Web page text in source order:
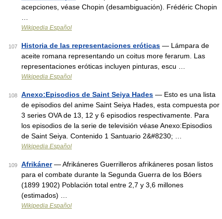
acepciones, véase Chopin (desambiguación). Frédéric Chopin
Wikipedia Español
107 Historia de las representaciones eróticas — Lámpara de
aceite romana representando un coitus more ferarum. Las
representaciones eróticas incluyen pinturas, escu …
Wikipedia Español
108 Anexo:Episodios de Saint Seiya Hades — Esto es una lista
de episodios del anime Saint Seiya Hades, esta compuesta por
3 series OVA de 13, 12 y 6 episodios respectivamente. Para
los episodios de la serie de televisión véase Anexo:Episodios
de Saint Seiya. Contenido 1 Santuario 2&#8230; …
Wikipedia Español
109 Afrikáner— Afrikáneres Guerrilleros afrikáneres posan listos
para el combate durante la Segunda Guerra de los Bóers
(1899 1902) Población total entre 2,7 y 3,6 millones
(estimados) …
Wikipedia Español